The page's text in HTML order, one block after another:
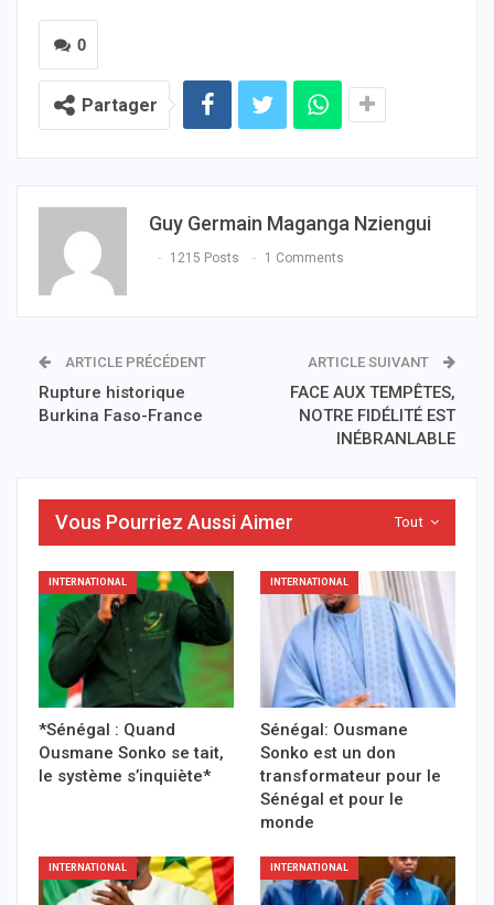
0
Partager
Guy Germain Maganga Nziengui
1215 Posts 1 Comments
ARTICLE PRÉCÉDENT
Rupture historique
Burkina Faso-France
ARTICLE SUIVANT
FACE AUX TEMPÊTES,
NOTRE FIDÉLITÉ EST
INÉBRANLABLE
Tout
Vous Pourriez Aussi Aimer
INTERNATIONAL
*Sénégal : Quand
Ousmane Sonko se tait,
le système s’inquiète*
INTERNATIONAL
Sénégal: Ousmane
Sonko est un don
transformateur pour le
Sénégal et pour le
monde
INTERNATIONAL INTERNATIONAL